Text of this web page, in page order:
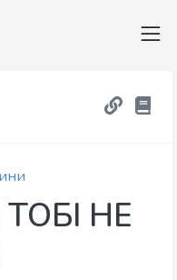
НЕ